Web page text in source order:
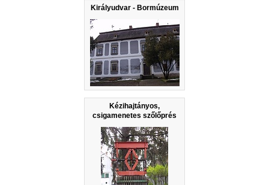
Királyudvar - Bormúzeum
Kézihajtányos,
csigamenetes szőlőprés